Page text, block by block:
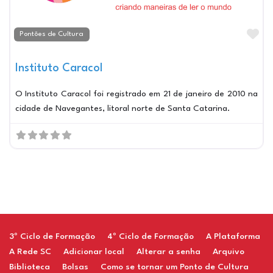
Pontões de Cultura
Instituto Caracol
O Instituto Caracol foi registrado em 21 de janeiro de 2010 na
cidade de Navegantes, litoral norte de Santa Catarina.
3º Ciclo de Formação 4º Ciclo de Formação
A Plataforma
A Rede SC
Adicionar local Alterar a senha
Arquivo
Biblioteca
Bolsas Como se tornar um Ponto de Cultura